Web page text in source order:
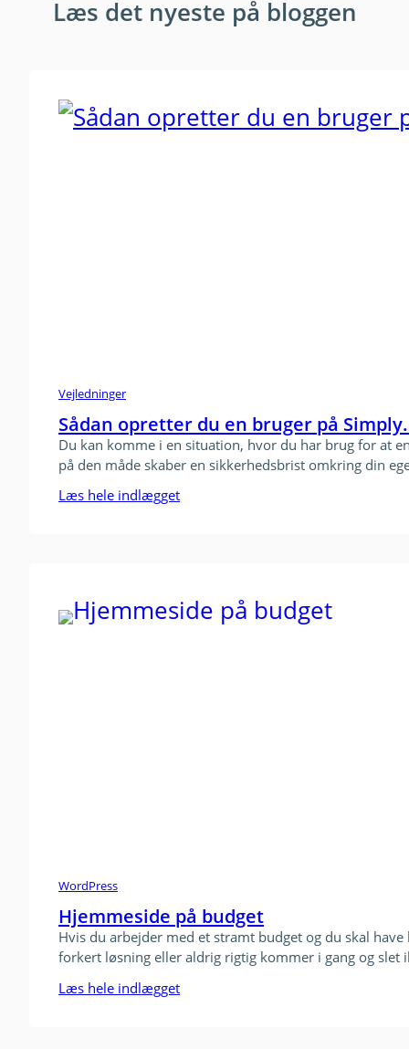
Læs det nyeste på bloggen
Vejledninger
Sådan opretter du en bruger på
Du kan komme i en situation, hvor du har brug for at
på den måde skaber en sikkerhedsbrist omkring din
Læs hele indlægget
WordPress
Hjemmeside på budget
Hvis du arbejder med et stramt budget og du skal
forkert løsning eller aldrig rigtig kommer i gang og slet
Læs hele indlægget